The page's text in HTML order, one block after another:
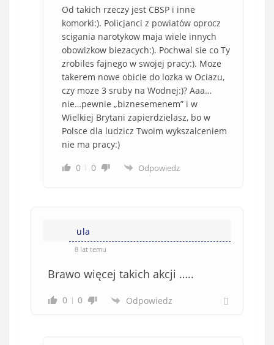
Od takich rzeczy jest CBSP i inne
komorki:). Policjanci z powiatów oprocz
scigania narotykow maja wiele innych
obowizkow biezacych:). Pochwal sie co Ty
zrobiles fajnego w swojej pracy:). Moze
takerem nowe obicie do lozka w Ociazu,
czy moze 3 sruby na Wodnej:)? Aaa…
nie…pewnie „biznesemenem” i w
Wielkiej Brytani zapierdzielasz, bo w
Polsce dla ludzicz Twoim wykszalceniem
nie ma pracy:)
0
0 Odpowiedz
ula
8 lat temu
Brawo więcej takich akcji …..
0 0 Odpowiedz